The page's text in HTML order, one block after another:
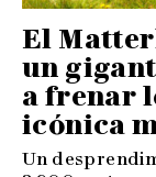
El
un
a frenar
icónica
Un